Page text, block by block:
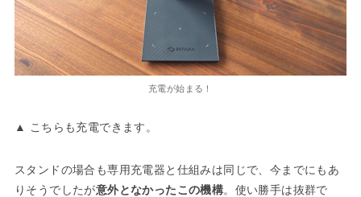
充電が始まる！
▲ こちらも充電できます。
スタンドの場合も専用充電器と仕組みは同じで、今までにもあ
りそうでしたが意外となかったこの機構。使い勝手は抜群で